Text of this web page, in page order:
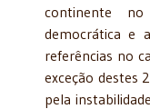
continente
democrática e
referências no
exceção destes
pela